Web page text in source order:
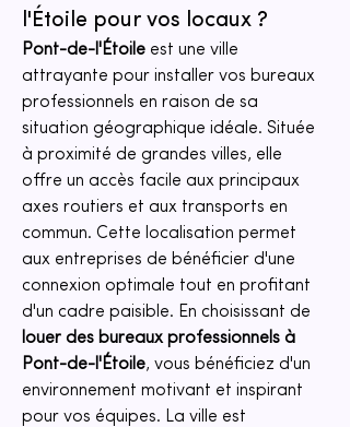
l'Étoile pour vos locaux ?
Pont-de-l'Étoile est une ville
attrayante pour installer vos bureaux
professionnels en raison de sa
situation géographique idéale. Située
à proximité de grandes villes, elle
offre un accès facile aux principaux
axes routiers et aux transports en
commun. Cette localisation permet
aux entreprises de bénéficier d'une
connexion optimale tout en profitant
d'un cadre paisible. En choisissant de
louer des bureaux professionnels à
Pont-de-l'Étoile, vous bénéficiez d'un
environnement motivant et inspirant
pour vos équipes. La ville est